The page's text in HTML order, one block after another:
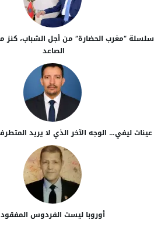
سلسلة “مغرب الحضارة” من أجل ​الشباب، كنز
الصاعد
عينات ليفي… الوجه الآخر الذي لا يريد
أوروبا ليست الفردوس المفقود